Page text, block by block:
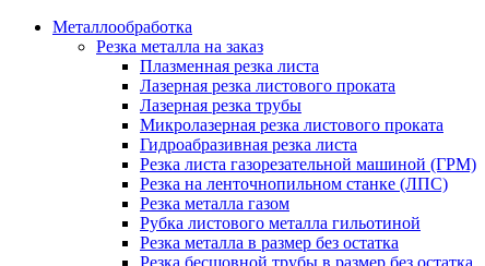
Металлообработка
Резка металла на заказ
Плазменная резка листа
Лазерная резка листового проката
Лазерная резка трубы
Микролазерная резка листового проката
Гидроабразивная резка листа
Резка листа газорезательной машиной (ГРМ)
Резка на ленточнопильном станке (ЛПС)
Резка металла газом
Рубка листового металла гильотиной
Резка металла в размер без остатка
Резка бесшовной трубы в размер без остатка